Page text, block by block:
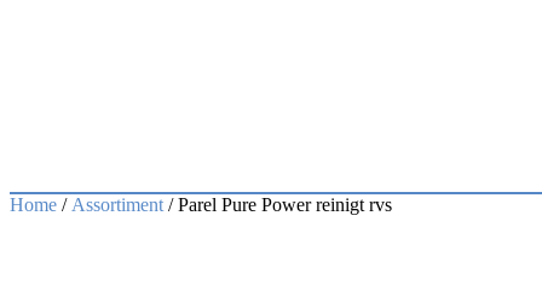
Home / Assortiment / Parel Pure Power reinigt rvs